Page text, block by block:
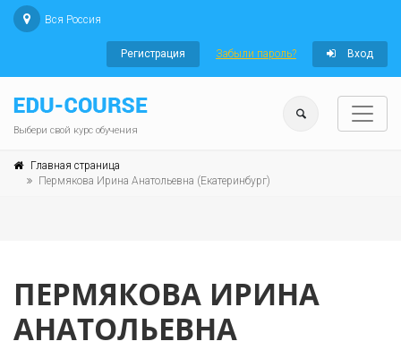
Вся Россия
Регистрация Забыли пароль? Вход
Выбери свой курс обучения
Главная страница
Пермякова Ирина Анатольевна (Екатеринбург)
ПЕРМЯКОВА ИРИНА
АНАТОЛЬЕВНА